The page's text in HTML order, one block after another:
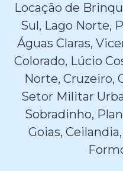
Locação de
Sul, Lago Norte,
Águas Claras,
Colorado, Lúcio
Norte, Cruzeiro,
Setor Militar
Sobradinho,
Goias,